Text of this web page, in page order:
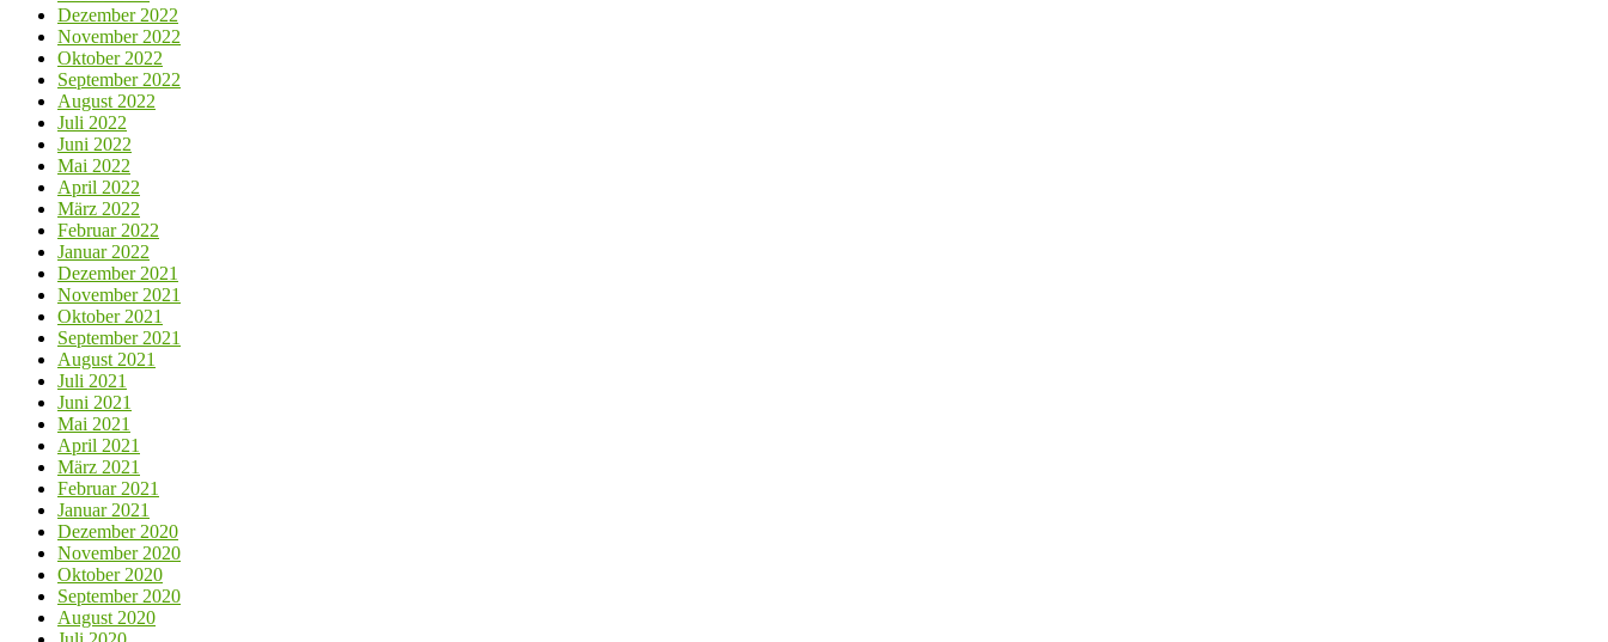
Dezember 2022
November 2022
Oktober 2022
September 2022
August 2022
Juli 2022
Juni 2022
Mai 2022
April 2022
März 2022
Februar 2022
Januar 2022
Dezember 2021
November 2021
Oktober 2021
September 2021
August 2021
Juli 2021
Juni 2021
Mai 2021
April 2021
März 2021
Februar 2021
Januar 2021
Dezember 2020
November 2020
Oktober 2020
September 2020
August 2020